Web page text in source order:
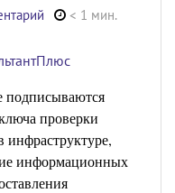
< 1 мин.
подписываются
проверки
инфраструктуре,
информационных